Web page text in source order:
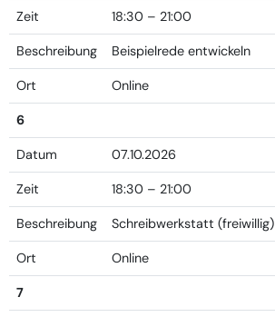
Zeit 18:30 – 21:00
Beschreibung Beispielrede entwickeln
Ort Online
6
Datum 07.10.2026
Zeit 18:30 – 21:00
Beschreibung Schreibwerkstatt (freiwillig)
Ort Online
7